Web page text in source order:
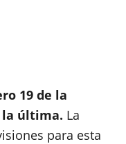
19 de la
la última. La
para esta